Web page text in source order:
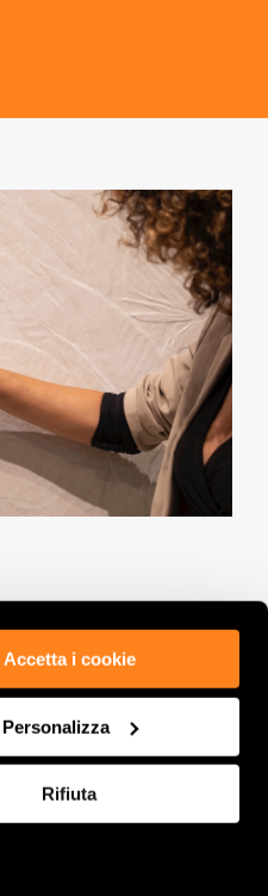
Accetta i cookie
Personalizza
Rifiuta
PRIVACY POLICY
WHISTLEBLOWING
SITEMAP